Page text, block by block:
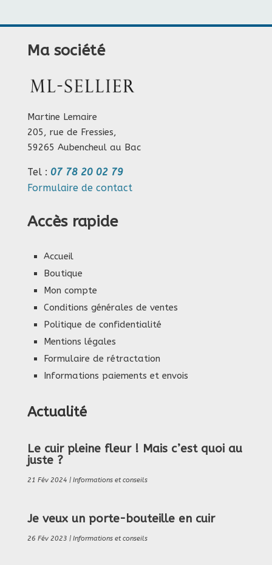
Ma société
Martine Lemaire
205, rue de Fressies,
59265 Aubencheul au Bac
Tel : 07 78 20 02 79
Formulaire de contact
Accès rapide
Accueil
Boutique
Mon compte
Conditions générales de ventes
Politique de confidentialité
Mentions légales
Formulaire de rétractation
Informations paiements et envois
Actualité
Le cuir pleine fleur ! Mais c’est quoi au
juste ?
21 Fév 2024 | Informations et conseils
Je veux un porte-bouteille en cuir
26 Fév 2023 | Informations et conseils